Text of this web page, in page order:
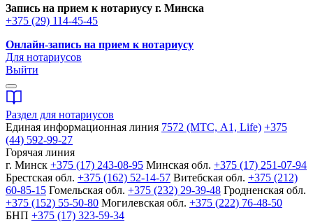
Запись на прием к нотариусу г. Минска
+375 (29) 114-45-45
Онлайн-запись на прием к нотариусу
Для нотариусов
Выйти
Раздел для нотариусов
Единая информационная линия 7572 (МТС, A1, Life) +375
(44) 592-99-27
Горячая линия
г. Минск +375 (17) 243-08-95 Минская обл. +375 (17) 251-07-94
Брестская обл. +375 (162) 52-14-57 Витебская обл. +375 (212)
60-85-15 Гомельская обл. +375 (232) 29-39-48 Гродненская обл.
+375 (152) 55-50-80 Могилевская обл. +375 (222) 76-48-50
БНП +375 (17) 323-59-34